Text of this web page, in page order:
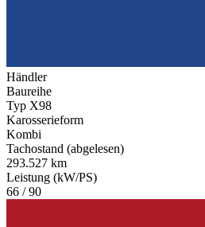
Händler
Baureihe
Typ X98
Karosserieform
Kombi
Tachostand (abgelesen)
293.527 km
Leistung (kW/PS)
66 / 90